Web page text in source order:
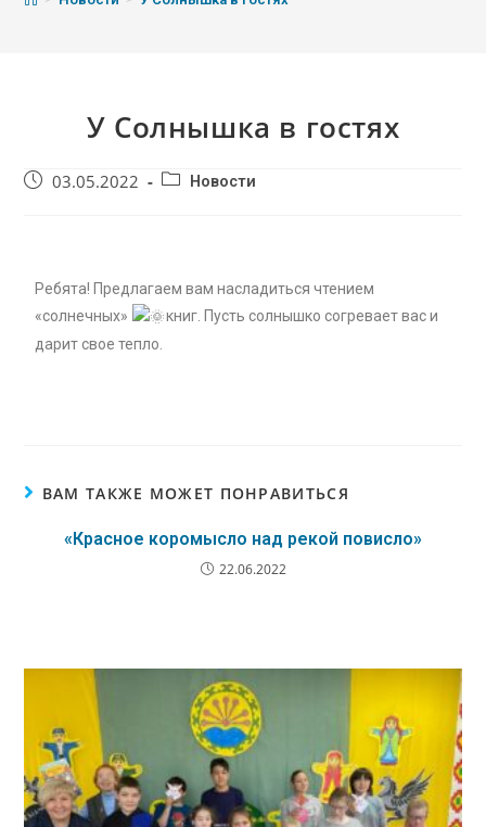
У Солнышка в гостях
03.05.2022 Новости
Ребята! Предлагаем вам насладиться чтением
«солнечных»
книг. Пусть солнышко согревает вас и
дарит свое тепло.
ВАМ ТАКЖЕ МОЖЕТ ПОНРАВИТЬСЯ
«Красное коромысло над рекой повисло»
22.06.2022